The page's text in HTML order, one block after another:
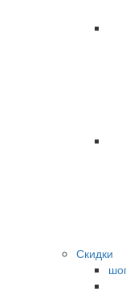
Скидки